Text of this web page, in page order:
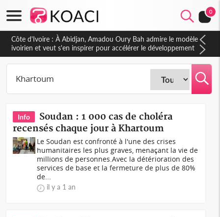
0
Côte d'Ivoire : À Abidjan, Amadou Oury Bah admire le modèle
ivoirien et veut s'en inspirer pour accélérer le développement
de la Guinée
Info
Soudan : 1 000 cas de choléra
recensés chaque jour à Khartoum
Le Soudan est confronté à l'une des crises
humanitaires les plus graves, menaçant la vie de
millions de personnes.Avec la détérioration des
services de base et la fermeture de plus de 80%
de...
il y a 1 an